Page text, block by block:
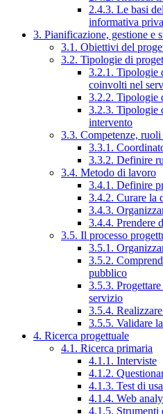
2.4.3. Le basi
informativa
3. Pianificazione, gestione e
3.1. Obiettivi del
3.2. Tipologie di
3.2.1. Tipologie
coinvolti nel
3.2.2. Tipologie
3.2.3. Tipologie
intervento
3.3. Competenze,
3.3.1.
3.3.2. Definire
3.4. Metodo di lavoro
3.4.1. Definire
3.4.2. Curare la
3.4.3.
3.4.4. Prendere
3.5. Il processo
3.5.1.
3.5.2.
pubblico
3.5.3.
servizio
3.5.4.
3.5.5. Validare
4. Ricerca progettuale
4.1. Ricerca primaria
4.1.1. Interviste
4.1.2.
4.1.3. Test di
4.1.4. Web
4.1.5. Strumenti